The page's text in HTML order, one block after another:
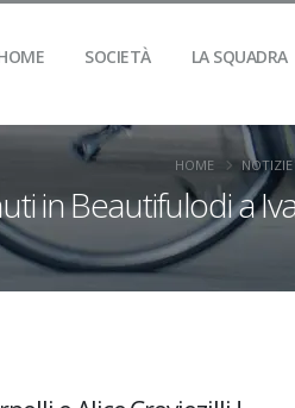
SOCIETÀ LA SQUADRA
in Beautifulodi a
HOME